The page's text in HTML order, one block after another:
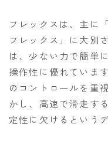
フレックスは、主に
フレックス」に大別
は、少ない力で簡単
操作性に優れていま
のコントロールを重
かし、高速で滑走す
定性に欠けるという